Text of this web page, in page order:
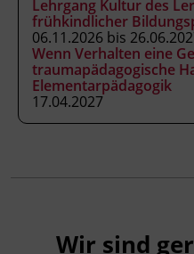
Leitung
Fachtrainer_in
Abschluss
Lehrgang Kultur des
frühkindlicher
06.11.2026 bis
Wenn Verhalten eine
traumapädagogische
Elementarpädagogik
17.04.2027
Wir sind